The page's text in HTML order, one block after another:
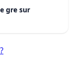
gre sur